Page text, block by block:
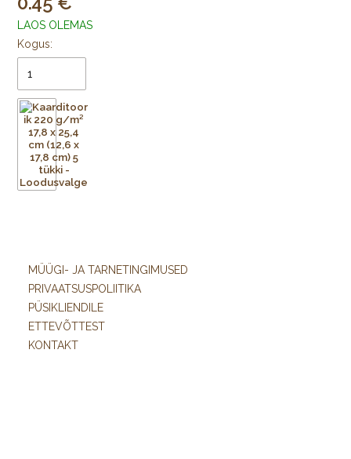
LAOS OLEMAS
Kogus:
MÜÜGI- JA TARNETINGIMUSED
PRIVAATSUSPOLIITIKA
PÜSIKLIENDILE
ETTEVÕTTEST
KONTAKT